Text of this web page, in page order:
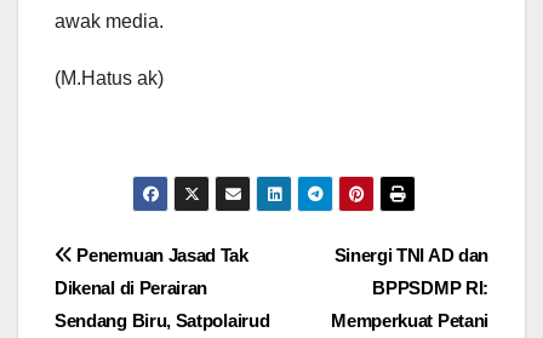
awak media.
(M.Hatus ak)
Navigasi
pos
Sinergi TNI AD dan
BPPSDMP RI:
Memperkuat Petani
Penemuan Jasad Tak
Dikenal di Perairan
Sendang Biru, Satpolairud